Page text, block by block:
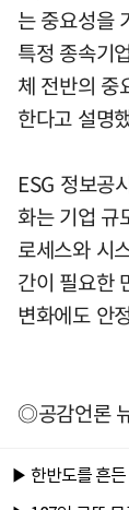
는 중요성을
특정 종속기
체 전반의 중
한다고 설명
ESG 정보공
화는 기업 규
로세스와 시
간이 필요한
변화에도 안
◎공감언론